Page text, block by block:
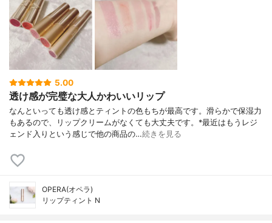
5.00
透け感が完璧な大人かわいいリップ
なんといっても透け感とティントの色もちが最高です。滑らかで保湿力
もあるので、リップクリームがなくても大丈夫です。*最近はもうレジ
ェンド入りという感じで他の商品の…続きを見る
OPERA(オペラ)
リップティント N